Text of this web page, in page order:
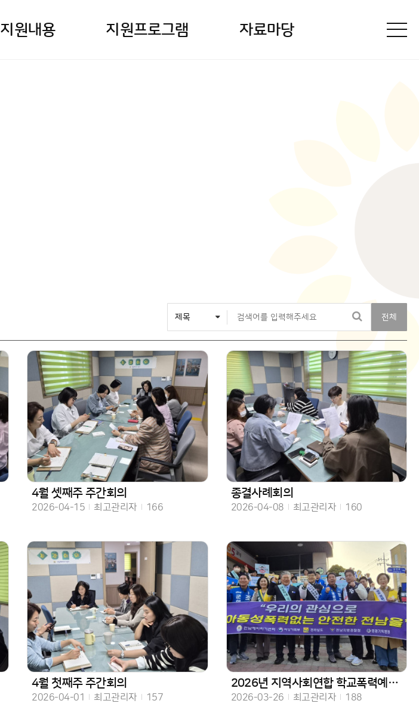
지원내용 지원프로그램 자료마당
전체
4월 셋째주 주간회의
작성일
2026-04-15
작성자
최고관리자
조회수
166
종결사례회의
작성일
2026-04-08
작성자
최고관리자
조회수
160
4월 첫째주 주간회의
작성일
2026-04-01
작성자
최고관리자
조회수
157
2026년 지역사회연합 학교폭력예방 캠페인
작성일
2026-03-26
작성자
최고관리자
조회수
188